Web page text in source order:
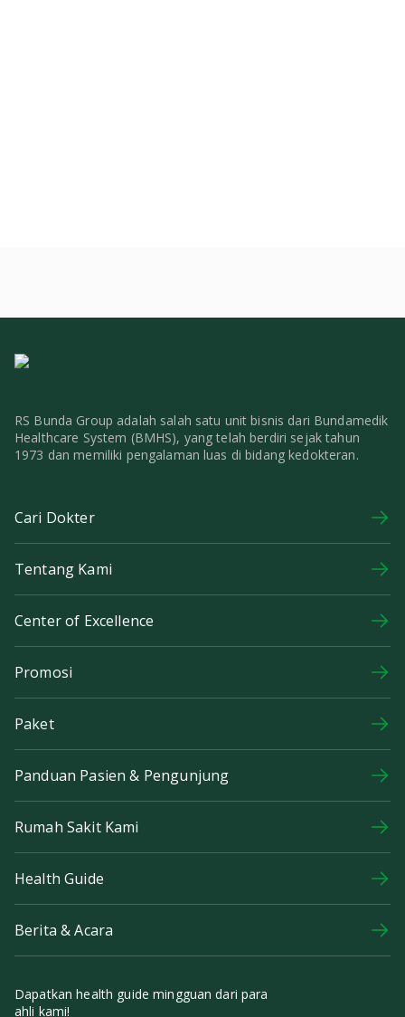
RS Bunda Group adalah salah satu unit bisnis dari Bundamedik
Healthcare System (BMHS), yang telah berdiri sejak tahun
1973 dan memiliki pengalaman luas di bidang kedokteran.
Cari Dokter
Tentang Kami
Center of Excellence
Promosi
Paket
Panduan Pasien & Pengunjung
Rumah Sakit Kami
Health Guide
Berita & Acara
Dapatkan health guide mingguan dari para
ahli kami!